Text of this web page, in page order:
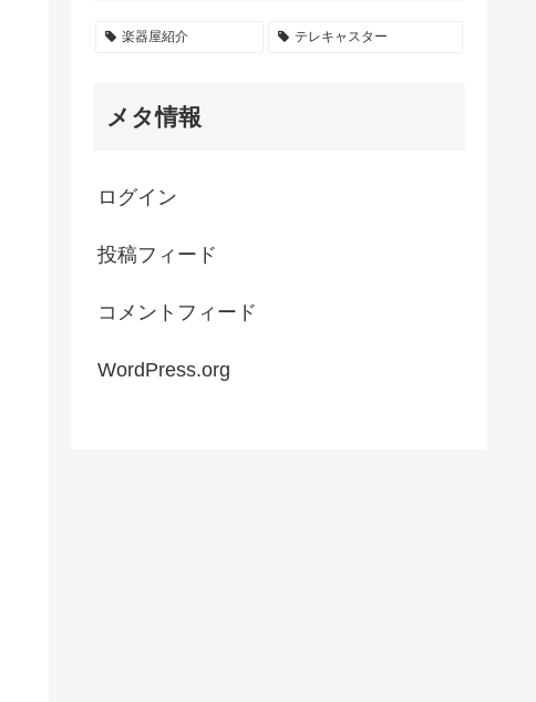
楽器屋紹介 テレキャスター
メタ情報
ログイン
投稿フィード
コメントフィード
WordPress.org